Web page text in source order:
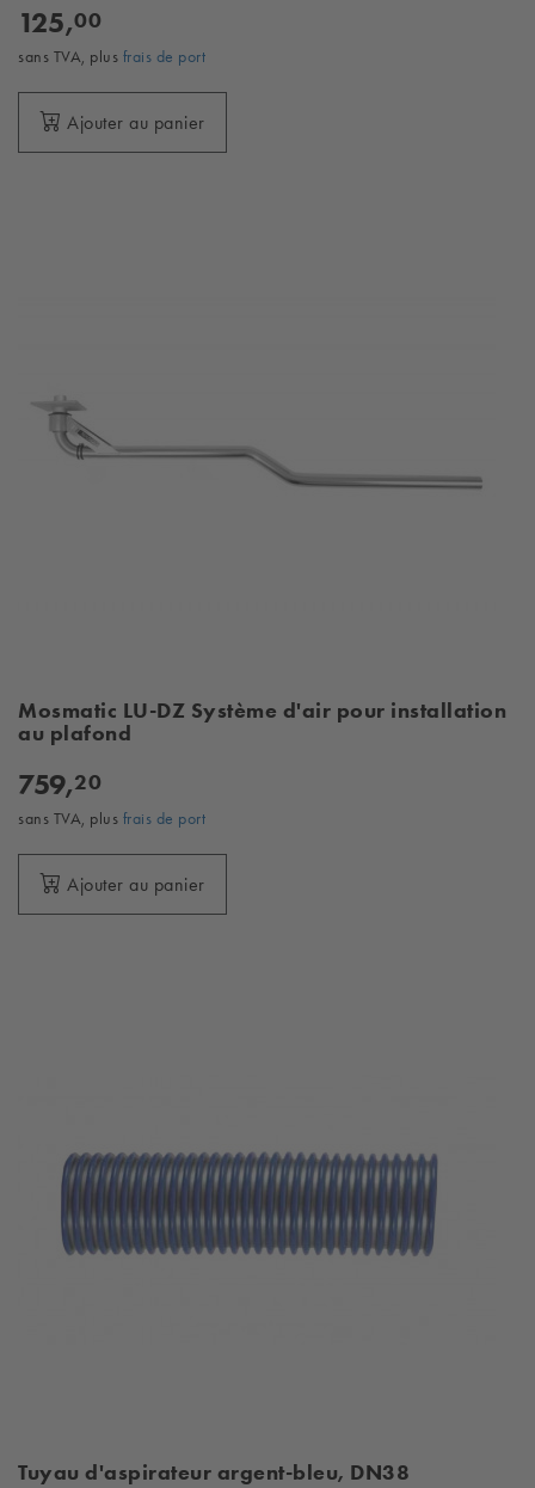
125,00
sans TVA, plus frais de port
Ajouter au panier
Mosmatic LU-DZ Système d'air pour installation
au plafond
759,20
sans TVA, plus frais de port
Ajouter au panier
Tuyau d'aspirateur argent-bleu, DN38